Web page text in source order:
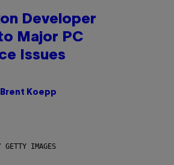
Developer
Major PC
Issues
Brent Koepp
IMAGES